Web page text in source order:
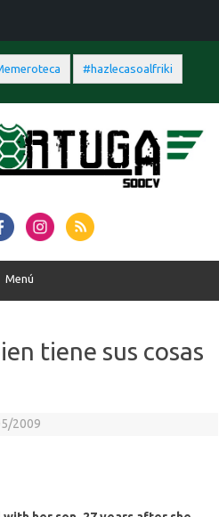
#hazlecasoalfriki
Menú
tiene sus cosas
2009